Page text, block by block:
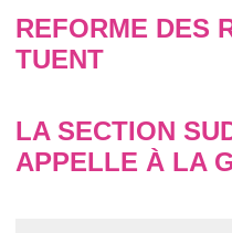
REFORME DES
TUENT
LA SECTION
APPELLE À LA